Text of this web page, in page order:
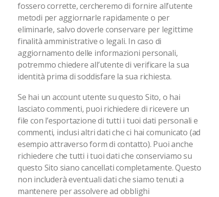
fossero corrette, cercheremo di fornire all’utente
metodi per aggiornarle rapidamente o per
eliminarle, salvo doverle conservare per legittime
finalità amministrative o legali. In caso di
aggiornamento delle informazioni personali,
potremmo chiedere all’utente di verificare la sua
identità prima di soddisfare la sua richiesta.
Se hai un account utente su questo Sito, o hai
lasciato commenti, puoi richiedere di ricevere un
file con l’esportazione di tutti i tuoi dati personali e
commenti, inclusi altri dati che ci hai comunicato (ad
esempio attraverso form di contatto). Puoi anche
richiedere che tutti i tuoi dati che conserviamo su
questo Sito siano cancellati completamente. Questo
non includerà eventuali dati che siamo tenuti a
mantenere per assolvere ad obblighi